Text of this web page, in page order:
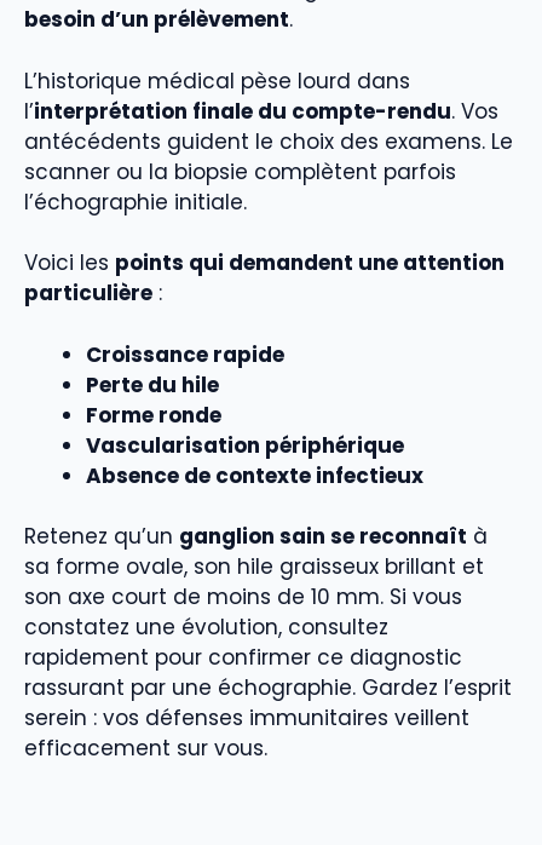
besoin d’un prélèvement.
L’historique médical pèse lourd dans
l’interprétation finale du compte-rendu. Vos
antécédents guident le choix des examens. Le
scanner ou la biopsie complètent parfois
l’échographie initiale.
Voici les points qui demandent une attention
particulière :
Croissance rapide
Perte du hile
Forme ronde
Vascularisation périphérique
Absence de contexte infectieux
Retenez qu’un ganglion sain se reconnaît à
sa forme ovale, son hile graisseux brillant et
son axe court de moins de 10 mm. Si vous
constatez une évolution, consultez
rapidement pour confirmer ce diagnostic
rassurant par une échographie. Gardez l’esprit
serein : vos défenses immunitaires veillent
efficacement sur vous.